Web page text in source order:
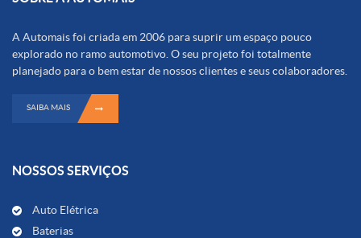
A Automais foi criada em 2006 para suprir um espaço pouco
explorado no ramo automotivo. O seu projeto foi totalmente
planejado para o bem estar de nossos clientes e seus colaboradores.
SAIBA MAIS
NOSSOS SERVIÇOS
Auto Elétrica
Baterias